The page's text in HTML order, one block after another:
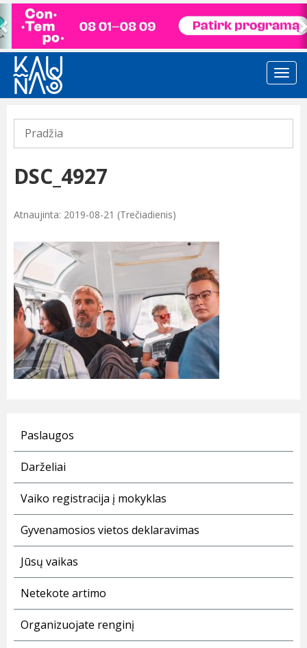
Previous
Pradžia
DSC_4927
Atnaujinta: 2019-08-21 (Trečiadienis)
Paslaugos
Darželiai
Vaiko registracija į mokyklas
Gyvenamosios vietos deklaravimas
Jūsų vaikas
Netekote artimo
Organizuojate renginį